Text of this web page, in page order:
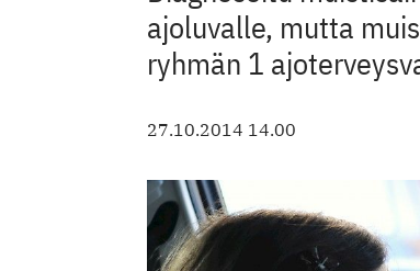
ajoluvalle, mutta
ryhmän 1
27.10.2014 14.00